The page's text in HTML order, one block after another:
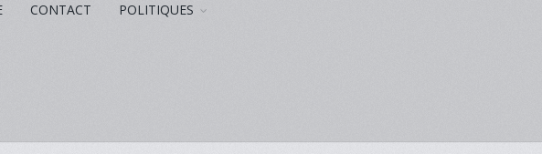
CONTACT POLITIQUES